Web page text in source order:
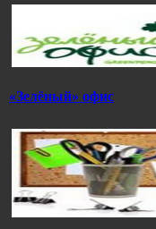
«Зелёный» офис